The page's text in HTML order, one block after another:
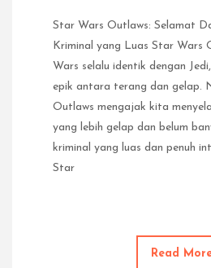
Star Wars Outlaws: Selamat
Kriminal yang Luas Star Wars
Wars selalu identik dengan
epik antara terang dan gelap.
Outlaws mengajak kita
yang lebih gelap dan belum
kriminal yang luas dan penuh
Star
Read